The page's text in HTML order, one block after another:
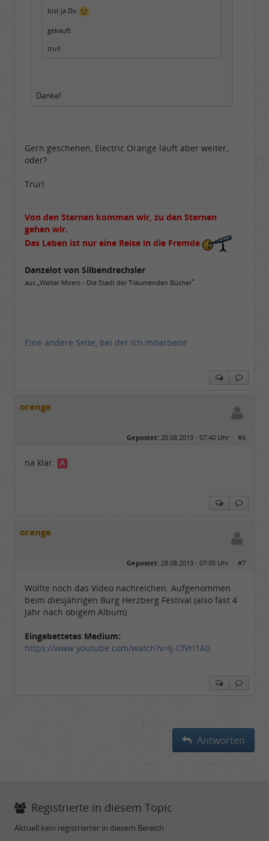
bist ja Du
gekauft
trurl
Danke!
Gern geschehen, Electric Orange läuft aber weiter,
oder?
Trurl
Von den Sternen kommen wir, zu den Sternen
gehen wir.
Das Leben ist nur eine Reise in die Fremde
Danzelot von Silbendrechsler
aus „Walter Moers - Die Stadt der Träumenden Bücher“
Eine andere Seite, bei der ich mitarbeite
orange
Gepostet: 20.08.2013 - 07:40 Uhr · #6
na klar.
orange
Gepostet: 28.08.2013 - 07:05 Uhr · #7
Wollte noch das Video nachreichen. Aufgenommen
beim diesjährigen Burg Herzberg Festival (also fast 4
Jahr nach obigem Album)
Eingebettetes Medium:
https://www.youtube.com/watch?v=lj-CfVrl1A0
Antworten
Registrierte in diesem Topic
Aktuell kein registrierter in diesem Bereich